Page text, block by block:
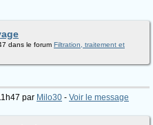
dans le forum Filtration, traitement et
par Milo30 - Voir le message